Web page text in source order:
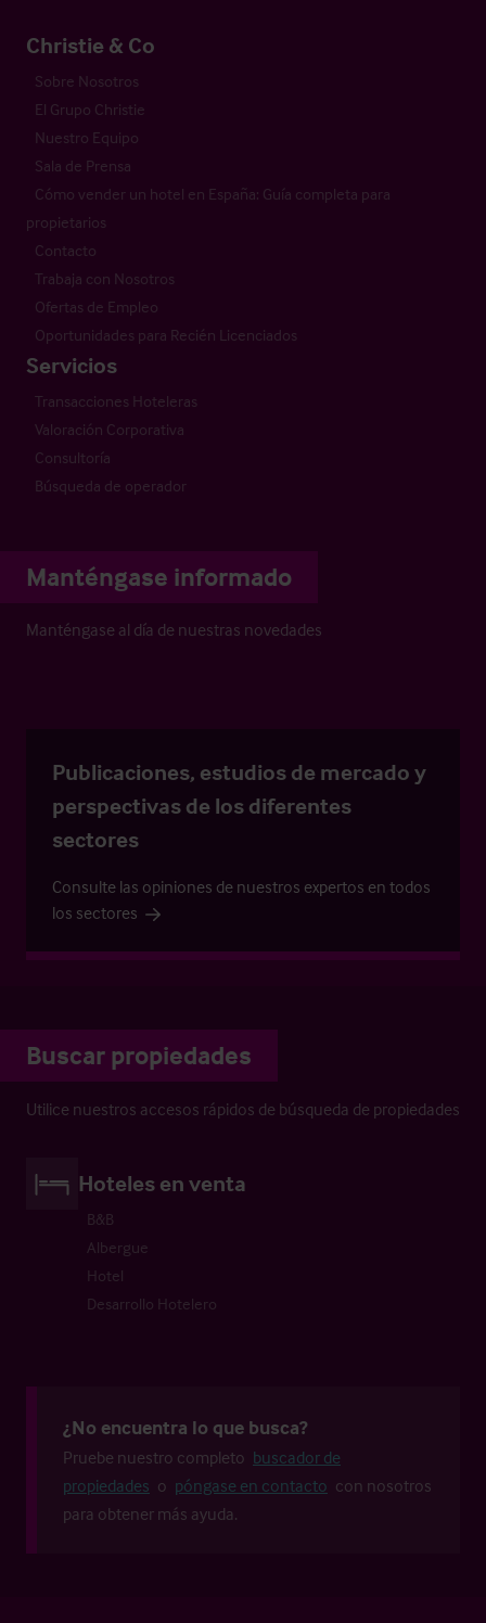
Christie & Co
Sobre Nosotros
El Grupo Christie
Nuestro Equipo
Sala de Prensa
Cómo vender un hotel en España: Guía completa para
propietarios
Contacto
Trabaja con Nosotros
Ofertas de Empleo
Oportunidades para Recién Licenciados
Servicios
Transacciones Hoteleras
Valoración Corporativa
Consultoría
Búsqueda de operador
Manténgase informado
Manténgase al día de nuestras novedades
Publicaciones, estudios de mercado y
perspectivas de los diferentes
sectores
Consulte las opiniones de nuestros expertos en todos
los sectores
Buscar propiedades
Utilice nuestros accesos rápidos de búsqueda de propiedades
Hoteles en venta
B&B
Albergue
Hotel
Desarrollo Hotelero
¿No encuentra lo que busca?
Pruebe nuestro completo buscador de
propiedades o póngase en contacto con nosotros
para obtener más ayuda.